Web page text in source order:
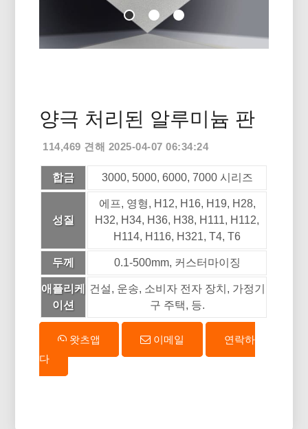
양극 처리된 알루미늄 판
114,469 견해 2025-04-07 06:34:24
합금 3000, 5000, 6000, 7000 시리즈
성질
에프, 영형, H12, H16, H19, H28,
H32, H34, H36, H38, H111, H112,
H114, H116, H321, T4, T6
두께 0.1-500mm, 커스터마이징
애플리케
이션
건설, 운송, 소비자 전자 장치, 가정기
구 주택, 등.
왓츠앱 이메일
연락하
다